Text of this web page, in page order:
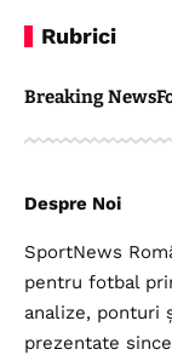
Rubrici
Breaking News
Despre Noi
SportNews
pentru fotbal
analize, ponturi
prezentate